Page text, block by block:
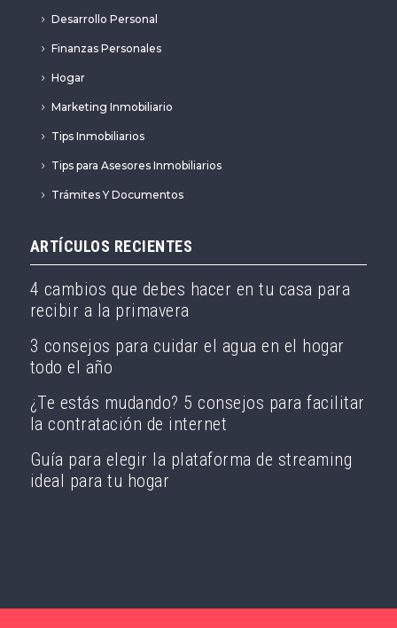
Desarrollo Personal
Finanzas Personales
Hogar
Marketing Inmobiliario
Tips Inmobiliarios
Tips para Asesores Inmobiliarios
Trámites Y Documentos
ARTÍCULOS RECIENTES
4 cambios que debes hacer en tu casa para
recibir a la primavera
3 consejos para cuidar el agua en el hogar
todo el año
¿Te estás mudando? 5 consejos para facilitar
la contratación de internet
Guía para elegir la plataforma de streaming
ideal para tu hogar